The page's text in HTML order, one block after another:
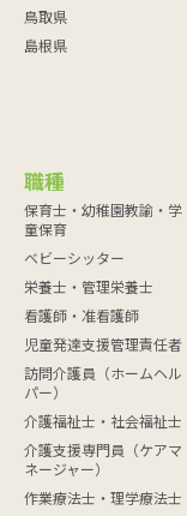
鳥取県
島根県
職種
保育士・幼稚園教諭・学
童保育
ベビーシッター
栄養士・管理栄養士
看護師・准看護師
児童発達支援管理責任者
訪問介護員（ホームヘル
パー）
介護福祉士・社会福祉士
介護支援専門員（ケアマ
ネージャー）
作業療法士・理学療法士